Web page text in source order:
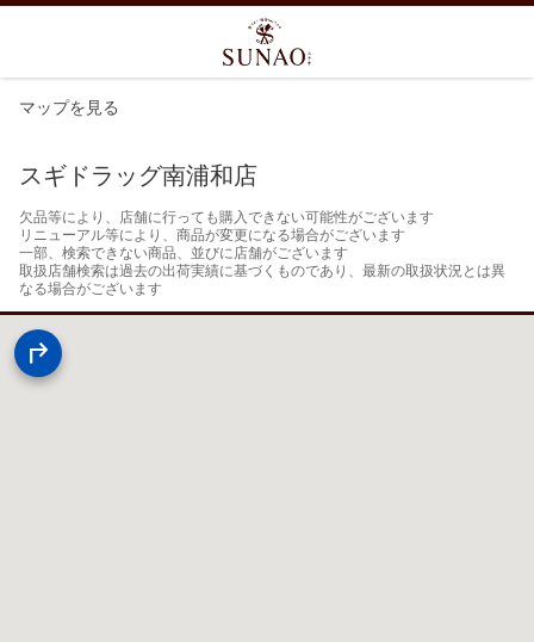
マップを見る
スギドラッグ南浦和店
欠品等により、店舗に行っても購入できない可能性がございます
リニューアル等により、商品が変更になる場合がございます
一部、検索できない商品、並びに店舗がございます
取扱店舗検索は過去の出荷実績に基づくものであり、最新の取扱状況とは異
なる場合がございます